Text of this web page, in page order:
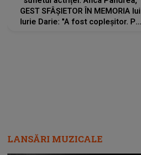
GEST SFÂȘIETOR ÎN MEMORIA lui
Iurie Darie: "A fost copleșitor. Pe
LANSĂRI MUZICALE